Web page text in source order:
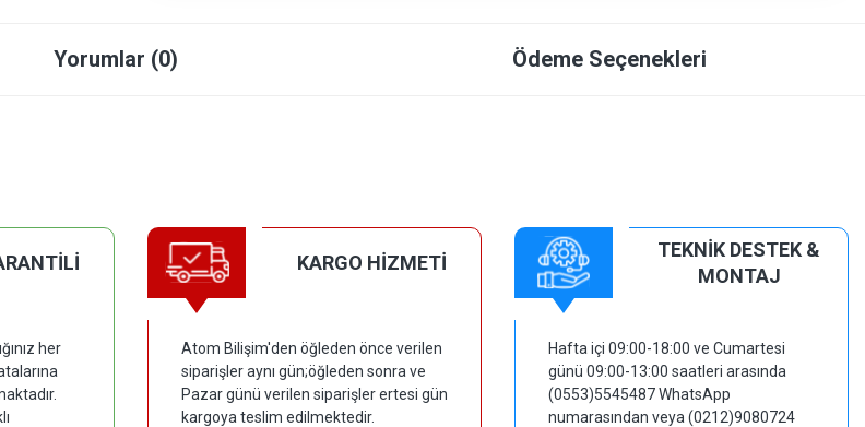
Yorumlar (0) Ödeme Seçenekleri
her
KARGO HİZMETİ
Atom Bilişim'den öğleden önce verilen
siparişler aynı gün;öğleden sonra ve
Pazar günü verilen siparişler ertesi gün
kargoya teslim edilmektedir.
TEKNİK DESTEK &
MONTAJ
Hafta içi 09:00-18:00 ve Cumartesi
günü 09:00-13:00 saatleri arasında
(0553)5545487 WhatsApp
numarasından veya (0212)9080724